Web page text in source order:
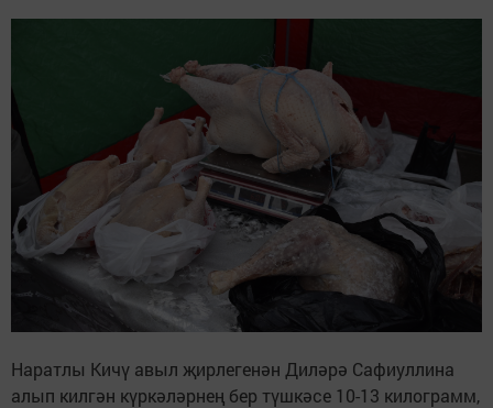
Наратлы Кичү авыл җирлегенән Диләрә Сафиуллина
алып килгән күркәләрнең бер түшкәсе 10-13 килограмм,